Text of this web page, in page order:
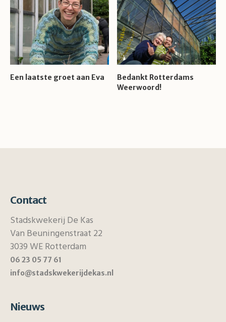
Een laatste groet aan Eva
Bedankt Rotterdams
Weerwoord!
Contact
Stadskwekerij De Kas
Van Beuningenstraat 22
3039 WE Rotterdam
06 23 05 77 61
info@stadskwekerijdekas.nl
Nieuws